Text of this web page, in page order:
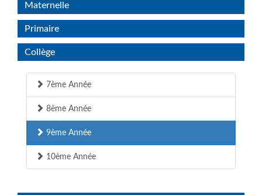
Maternelle
Primaire
Collège
7ème Année
8ème Année
9ème Année
10ème Année